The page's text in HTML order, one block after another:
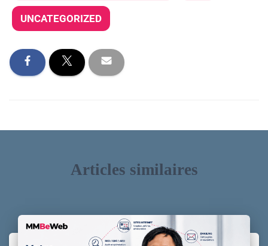
UNCATEGORIZED
Articles similaires